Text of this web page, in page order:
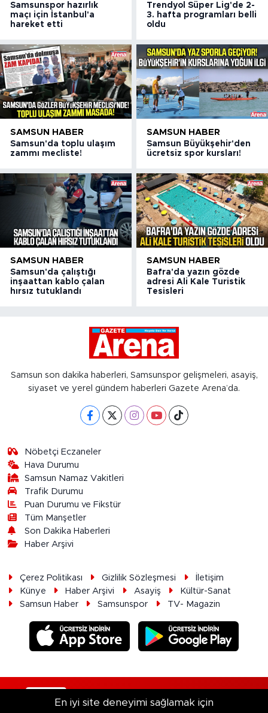
Samsunspor hazırlık
maçı için İstanbul'a
hareket etti
Trendyol Süper Lig'de 2-
3. hafta programları belli
oldu
SAMSUN HABER
Samsun'da toplu ulaşım
zammı mecliste!
SAMSUN HABER
Samsun Büyükşehir'den
ücretsiz spor kursları!
SAMSUN HABER
Samsun'da çalıştığı
inşaattan kablo çalan
hırsız tutuklandı
SAMSUN HABER
Bafra'da yazın gözde
adresi Ali Kale Turistik
Tesisleri
Samsun son dakika haberleri, Samsunspor gelişmeleri, asayiş,
siyaset ve yerel gündem haberleri Gazete Arena’da.
Nöbetçi Eczaneler
Hava Durumu
Samsun Namaz Vakitleri
Trafik Durumu
Puan Durumu ve Fikstür
Tüm Manşetler
Son Dakika Haberleri
Haber Arşivi
Çerez Politikası Gizlilik Sözleşmesi
İletişim
Künye
Haber Arşivi Asayiş
Kültür-Sanat
Samsun Haber
Samsunspor TV- Magazin
En iyi site deneyimi sağlamak için